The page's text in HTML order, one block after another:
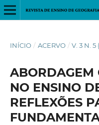
INÍCIO / ACERVO / V. 3 N. 5
ABORDAGEM
NO ENSINO
REFLEXÕES